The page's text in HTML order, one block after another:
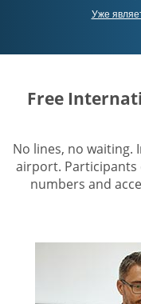
Уже
Free
No lines, no
airport. Participants
numbers and